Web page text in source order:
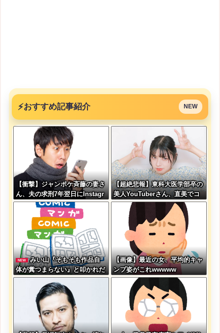
⚡おすすめ記事紹介 NEW
【衝撃】ジャンポケ斉藤の妻さ
ん、夫の求刑7年翌日にInstagr
am更新しSNS民をザワつかせ
てしまう…
【超絶悲報】東科大医学部卒の
美人YouTuberさん、直美でコ
メント欄が炎上してしまう…
NEW
みい山『そもそも作品自
体が糞つまらない』と叩かれだ
すｗｗｗｗｗ
【画像】最近の女、平均的キャ
ンプ姿がこれwwwww